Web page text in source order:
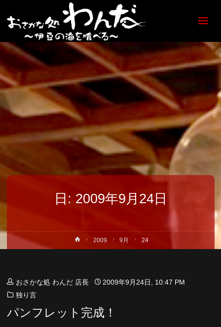
居酒
おさ
かな
処
わん
だ
日: 2009年9月24日
ホ
ー
2009 9月 24
おさかな処 わんだ 店長
2009年9月24日, 10:47 PM
独り言
パンフレット完成！